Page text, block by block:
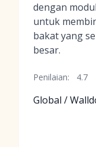
dengan
untuk
bakat yang
besar.
Penilaian: 4.7
Global /